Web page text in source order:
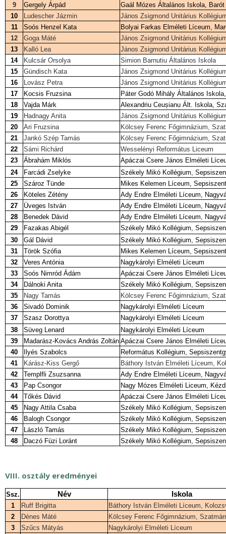
9
Gergely Árpád
Gaál Mózes Általános Iskola, Barót
10
Ludescher Jázmin
János Zsigmond Unitárius
11
Soós Henzel Kata
Bolyai Farkas Elméleti Líceum,
12
Goga Máté
János Zsigmond Unitárius
13
Kalló Lea
János Zsigmond Unitárius
14
Kulcsár Orsolya
Simion Barnutiu Általános Iskola
15
Gündisch Kata
János Zsigmond Unitárius
16
Lovász Petra
János Zsigmond Unitárius
17
Kocsis Fruzsina
Páter Godó Mihály Általános
18
Vajda Márk
Alexandriu Ceușianu Ált. Iskola,
19
Hadnagy Anita
János Zsigmond Unitárius
20
Ari Fruzsina
Kölcsey Ferenc Főgimnázium,
21
Jankó Szép Tamás
Kölcsey Ferenc Főgimnázium,
22
Sámi Richárd
Wesselényi Református Liceum
23
Ábrahám Miklós
Apáczai Csere János Elméleti
24
Farcádi Zselyke
Székely Mikó Kollégium,
25
Szároz Tünde
Mikes Kelemen Líceum,
26
Köteles Zétény
Ady Endre Elméleti Líceum,
27
Üveges István
Ady Endre Elméleti Líceum,
28
Benedek Dávid
Ady Endre Elméleti Líceum,
29
Fazakas Abigél
Székely Mikó Kollégium,
30
Gál Dávid
Székely Mikó Kollégium,
31
Török Szófia
Mikes Kelemen Líceum,
32
Veres Antónia
Nagykárolyi Elméleti Líceum
33
Soós Nimród Ádám
Apáczai Csere János Elméleti
34
Dálnoki Anita
Székely Mikó Kollégium,
35
Nagy Tamás
Kölcsey Ferenc Főgimnázium,
36
Sivadó Dominik
Nagykárolyi Elméleti Líceum
37
Szasz Dorottya
Nagykárolyi Elméleti Líceum
38
Süveg Lenard
Nagykárolyi Elméleti Líceum
39
Madarász-Kovács András Zoltán Apáczai Csere János Elméleti
40
Ilyés Szabolcs
Református Kollégium,
41
Kárász-Kiss Gergő
Báthory István Elméleti Líceum,
42
Templfli Zsuzsanna
Ady Endre Elméleti Líceum,
43
Pap Csongor
Nagy Mózes Elméleti Liceum,
44
Tőkés Dávid
Apáczai Csere János Elméleti
45
Nagy Attila Csaba
Székely Mikó Kollégium,
46
Balogh Csongor
Székely Mikó Kollégium,
47
László Tamás
Székely Mikó Kollégium,
48
Daczó Füzi Loránt Székely Mikó Kollégium,
VIII. osztály eredményei
Ssz. Név Iskola
1 Ruff Brigitta
Báthory István Elméleti Líceum,
2
Dénes Máté
Kölcsey Ferenc Főgimnázium,
3
Szűcs Mátyás
Nagykárolyi Elméleti Líceum